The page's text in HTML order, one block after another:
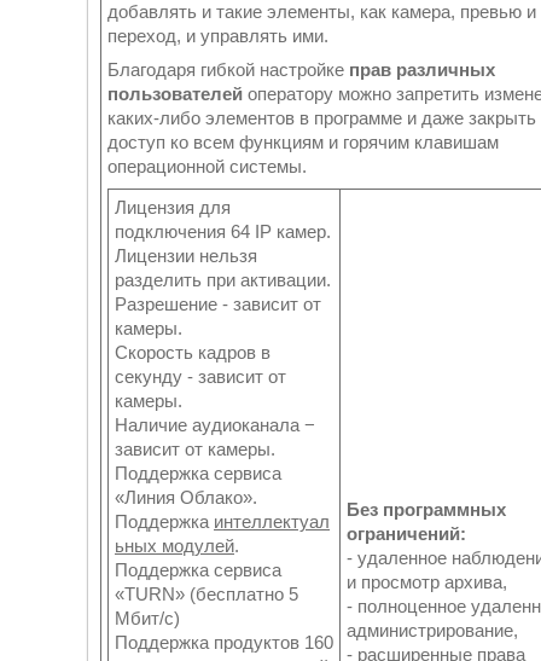
добавлять и такие элементы, как камера, превью и
переход, и управлять ими.
Благодаря гибкой настройке прав различных
пользователей оператору можно запретить
каких-либо элементов в программе и даже закрыть
доступ ко всем функциям и горячим клавишам
операционной системы.
Лицензия для
подключения 64 IP камер.
Лицензии нельзя
разделить при активации.
Разрешение - зависит от
камеры.
Скорость кадров в
секунду - зависит от
камеры.
Наличие аудиоканала −
зависит от камеры.
Поддержка сервиса
«Линия Облако».
Поддержка интеллектуал
ьных модулей.
Поддержка сервиса
«TURN» (бесплатно 5
Мбит/с)
Поддержка продуктов 160
Без программных
ограничений:
- удаленное
и просмотр архива,
- полноценное
администрирование,
- расширенные права